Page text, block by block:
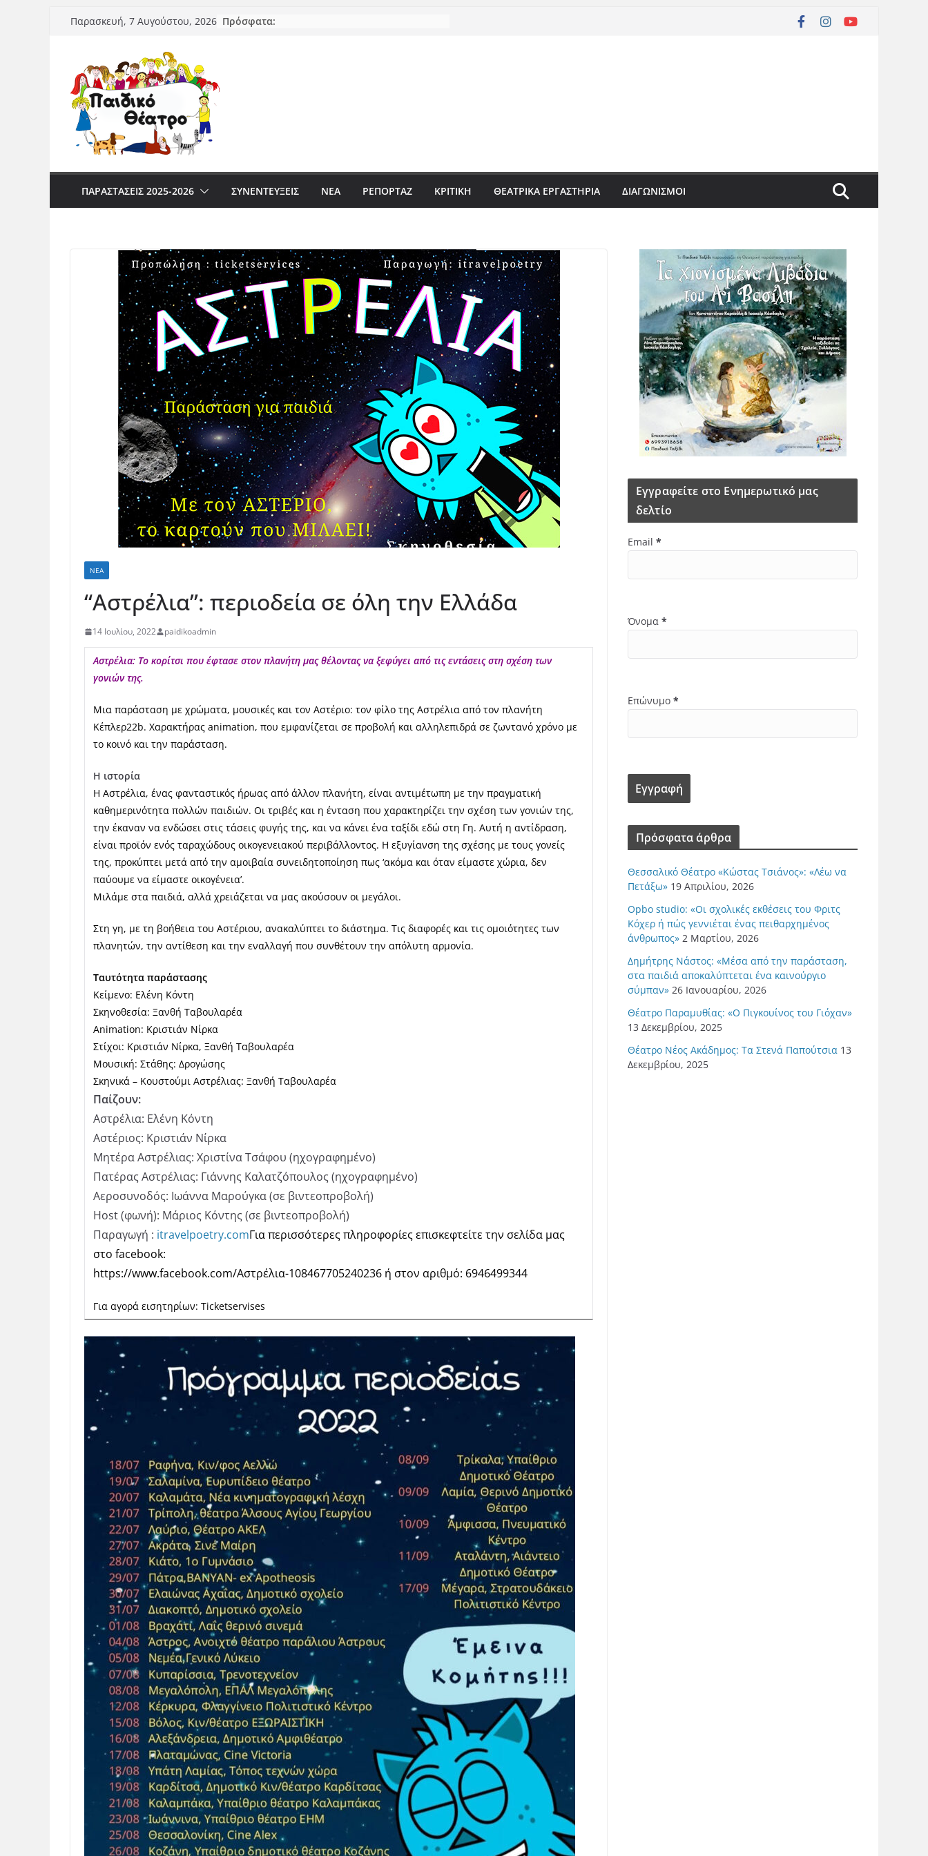
Μετάβαση
Παρασκευή, 7 Αυγούστου, 2026 Πρόσφατα:
ΠΑΡΑΣΤΆΣΕΙΣ 2025-2026 ΣΥΝΕΝΤΕΥΞΕΙΣ ΝΈΑ ΡΕΠΟΡΤΆΖ ΚΡΙΤΙΚΗ ΘΕΑΤΡΙΚΑ ΕΡΓΑΣΤΗΡΙΑ ΔΙΑΓΩΝΙΣΜΟΙ
ΝΈΑ
“Αστρέλια”: περιοδεία σε όλη την Ελλάδα
14 Ιουλίου, 2022 paidikoadmin
Αστρέλια: Το κορίτσι που έφτασε στον πλανήτη μας θέλοντας να ξεφύγει από τις εντάσεις στη σχέση των
γονιών της.
Μια παράσταση με χρώματα, μουσικές και τον Αστέριο: τον φίλο της Αστρέλια από τον πλανήτη
Κέπλερ22b. Χαρακτήρας animation, που εμφανίζεται σε προβολή και αλληλεπιδρά σε ζωντανό χρόνο με
το κοινό και την παράσταση.
Η ιστορία
Η Αστρέλια, ένας φανταστικός ήρωας από άλλον πλανήτη, είναι αντιμέτωπη με την πραγματική
καθημερινότητα πολλών παιδιών. Οι τριβές και η ένταση που χαρακτηρίζει την σχέση των γονιών της,
την έκαναν να ενδώσει στις τάσεις φυγής της, και να κάνει ένα ταξίδι εδώ στη Γη. Αυτή η αντίδραση,
είναι προϊόν ενός ταραχώδους οικογενειακού περιβάλλοντος. Η εξυγίανση της σχέσης με τους γονείς
της, προκύπτει μετά από την αμοιβαία συνειδητοποίηση πως ‘ακόμα και όταν είμαστε χώρια, δεν
παύουμε να είμαστε οικογένεια’.
Μιλάμε στα παιδιά, αλλά χρειάζεται να μας ακούσουν οι μεγάλοι.
Στη γη, με τη βοήθεια του Αστέριου, ανακαλύπτει το διάστημα. Τις διαφορές και τις ομοιότητες των
πλανητών, την αντίθεση και την εναλλαγή που συνθέτουν την απόλυτη αρμονία.
Ταυτότητα παράστασης
Κείμενο: Ελένη Κόντη
Σκηνοθεσία: Ξανθή Ταβουλαρέα
Animation: Κριστιάν Νίρκα
Στίχοι: Κριστιάν Νίρκα, Ξανθή Ταβουλαρέα
Μουσική: Στάθης: Δρογώσης
Σκηνικά – Κουστούμι Αστρέλιας: Ξανθή Ταβουλαρέα
Παίζουν:
Αστρέλια: Ελένη Κόντη
Αστέριος: Κριστιάν Νίρκα
Μητέρα Αστρέλιας: Χριστίνα Τσάφου (ηχογραφημένο)
Πατέρας Αστρέλιας: Γιάννης Καλατζόπουλος (ηχογραφημένο)
Αεροσυνοδός: Ιωάννα Μαρούγκα (σε βιντεοπροβολή)
Host (φωνή): Μάριος Κόντης (σε βιντεοπροβολή)
Παραγωγή : itravelpoetry.comΓια περισσότερες πληροφορίες επισκεφτείτε την σελίδα μας
στο facebook:
https://www.facebook.com/Αστρέλια-108467705240236 ή στον αριθμό: 6946499344
Για αγορά εισητηρίων: Τicketservises
Εγγραφείτε στο Ενημερωτικό μας
δελτίο
Email *
Όνομα *
Επώνυμο *
Πρόσφατα άρθρα
Θεσσαλικό Θέατρο «Κώστας Τσιάνος»: «Λέω να
Πετάξω» 19 Απριλίου, 2026
Opbo studio: «Οι σχολικές εκθέσεις του Φριτς
Κόχερ ή πώς γεννιέται ένας πειθαρχημένος
άνθρωπος» 2 Μαρτίου, 2026
Δημήτρης Νάστος: «Μέσα από την παράσταση,
στα παιδιά αποκαλύπτεται ένα καινούργιο
σύμπαν» 26 Ιανουαρίου, 2026
Θέατρο Παραμυθίας: «Ο Πιγκουίνος του Γιόχαν»
13 Δεκεμβρίου, 2025
Θέατρο Νέος Ακάδημος: Τα Στενά Παπούτσια 13
Δεκεμβρίου, 2025